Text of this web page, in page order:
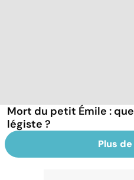
Mort du petit Émile :
légiste ?
Plus